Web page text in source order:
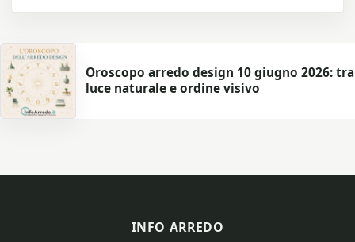
Oroscopo arredo design 10 giugno 2026: tra
luce naturale e ordine visivo
INFO ARREDO